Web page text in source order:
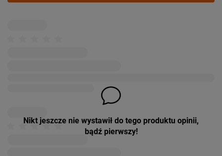
Nikt jeszcze nie wystawił do tego produktu opinii,
bądź pierwszy!